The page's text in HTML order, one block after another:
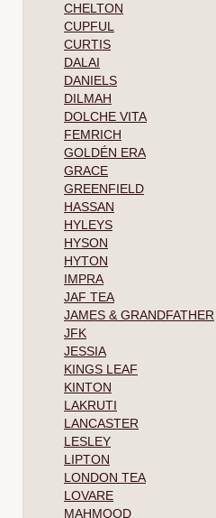
CHELTON
CUPFUL
CURTIS
DALAI
DANIELS
DILMAH
DOLCHE VITA
FEMRICH
GOLDÉN ERA
GRACE
GREENFIELD
HASSAN
HYLEYS
HYSON
HYTON
IMPRA
JAF TEA
JAMES & GRANDFATHER
JFK
JESSIA
KINGS LEAF
KINTON
LAKRUTI
LANCASTER
LESLEY
LIPTON
LONDON TEA
LOVARE
MAHMOOD